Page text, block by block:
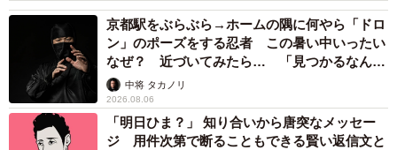
京都駅をぶらぶら→ホームの隅に何やら「ドロ
ン」のポーズをする忍者 この暑い中いったい
なぜ？ 近づいてみたら… 「見つかるなんて
未熟」中将 タカノリ
2026.08.06
「明日ひま？」 知り合いから唐突なメッセー
ジ 用件次第で断ることもできる賢い返信文と